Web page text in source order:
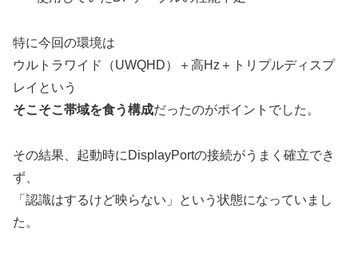
特に今回の環境は
ウルトラワイド（UWQHD）＋高Hz＋トリプルディスプ
レイという
そこそこ帯域を食う構成だったのがポイントでした。
その結果、起動時にDisplayPortの接続がうまく確立でき
ず、
「認識はするけど映らない」という状態になっていまし
た。